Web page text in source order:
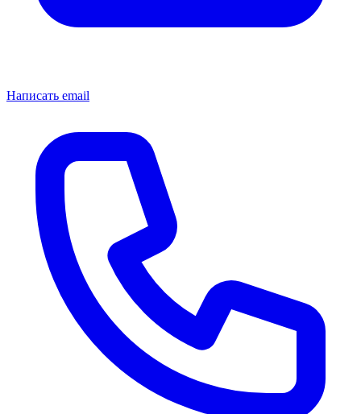
Написать email